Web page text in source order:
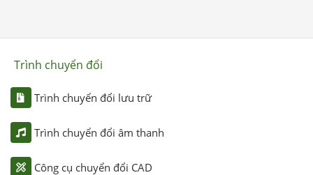
Trình chuyển đổi
Trình chuyển đổi lưu trữ
Trình chuyển đổi âm thanh
Công cụ chuyển đổi CAD